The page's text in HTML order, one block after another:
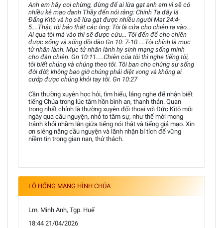
Anh em hãy coi chừng, đừng để ai lừa gạt anh em vì sẽ có
nhiều kẻ mạo danh Thầy đến nói rằng: Chính Ta đây là
Đấng Kitô và họ sẽ lừa gạt được nhiều người Mat 24:4-
5....Thật, tôi bảo thật các ông: Tôi là cửa cho chiên ra vào...
Ai qua tôi mà vào thì sẽ được cứu... Tôi đến để cho chiên
được sống và sống dồi dào Gn 10: 7-10.....Tôi chính là mục
tử nhân lành. Mục tử nhân lành hy sinh mạng sống mình
cho đàn chiên. Gn 10:11.....Chiên của tôi thì nghe tiếng tôi,
tôi biết chúng và chúng theo tôi. Tôi ban cho chúng sự sống
đời đời; không bao giờ chúng phải diệt vong và không ai
cướp được chúng khỏi tay tôi. Gn 10:27
Cần thường xuyên học hỏi, tìm hiểu, lắng nghe để nhận biết
tiếng Chúa trong lúc tâm hồn bình an, thanh thản. Quan
trọng nhất chính là thường xuyên đối thoại với Đức Kitô mỗi
ngày qua cầu nguyện, nhỏ to tâm sự, như thế mới mong
tránh khỏi nhầm lẫn giữa tiếng nói thật và tiếng giả mạo. Xin
ơn siêng năng cầu nguyện và lãnh nhận bí tích để vững
niềm tin trong gian nan, thử thách.
LỖ HỔNG MANG HÌNH CHÚA
Lm. Minh Anh, Tgp. Huế
18:44 21/04/2026